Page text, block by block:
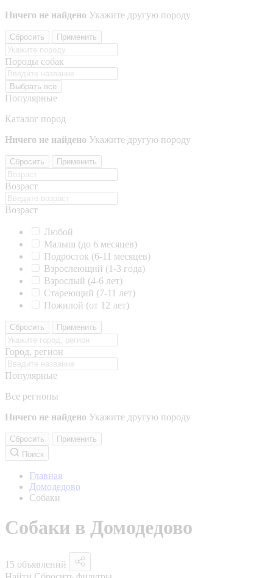
Ничего не найдено Укажите другую породу
Сбросить Применить
Породы собак
Выбрать все
Популярные
Каталог пород
Ничего не найдено Укажите другую породу
Сбросить Применить
Возраст
Возраст
Любой
Малыш (до 6 месяцев)
Подросток (6-11 месяцев)
Взрослеющий (1-3 года)
Взрослый (4-6 лет)
Стареющий (7-11 лет)
Пожилой (от 12 лет)
Сбросить Применить
Город, регион
Популярные
Все регионы
Ничего не найдено Укажите другую породу
Сбросить
Применить
Поиск
Главная
Домодедово
Собаки
Собаки в Домодедово
15 объявлений